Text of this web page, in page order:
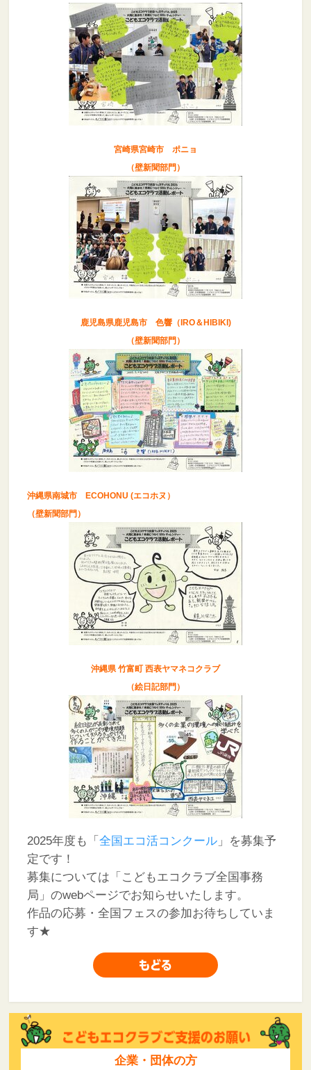
宮崎県宮崎市 ポニョ
（壁新聞部門）
鹿児島県鹿児島市 色響（IRO＆HIBIKI)
（壁新聞部門）
沖縄県南城市 ECOHONU (エコホヌ）
（壁新聞部門）
沖縄県 竹富町 西表ヤマネコクラブ
（絵日記部門）
2025年度も「 全国エコ活コンクール」を募集予
定です！
募集については「こどもエコクラブ全国事務
局」のwebページでお知らせいたします。
作品の応募・全国フェスの参加お待ちしていま
す★
企業・団体の方